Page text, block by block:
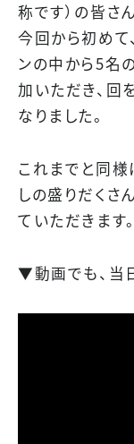
称です）の皆さ
今回から初めて
ンの中から5名
加いただき、回
なりました。
これまでと同様
しの盛りだくさ
ていただきます。
▼動画でも、当